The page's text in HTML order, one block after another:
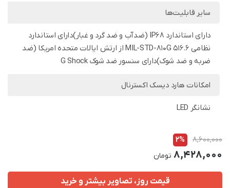
سایر قابلیت‌ها
دارای استاندارد IP68 (ضدآب و ضد گرد و غبار)دارای استاندارد
نظامی MIL-STD-810G 516.6 از ارتش ایالات متحده امریکا (ضد
ضربه و ضد شوک)دارای سنسور ضد شوک G Shock
امکانات هارد دیسک اکسترنال
نشانگر LED
8,600,000
2%
8,428,000 تومان
قیمت روز، تصاویر بیشتر و خرید